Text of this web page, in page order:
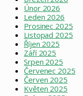
Únor 2026
Leden 2026
Prosinec 2025
Listopad 2025
Říjen 2025
Září 2025
Srpen 2025
Červenec 2025
Červen 2025
Květen 2025